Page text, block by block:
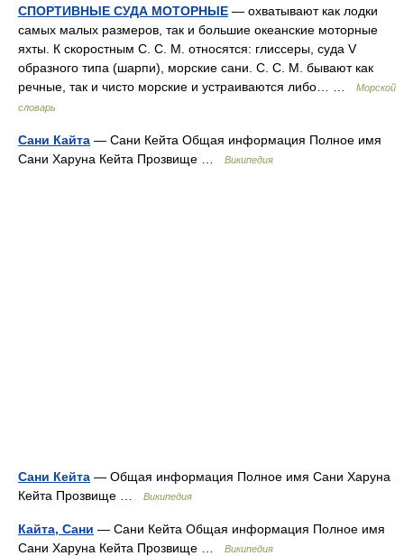
СПОРТИВНЫЕ СУДА МОТОРНЫЕ — охватывают как лодки
самых малых размеров, так и большие океанские моторные
яхты. К скоростным С. С. М. относятся: глиссеры, суда V
образного типа (шарпи), морские сани. С. С. М. бывают как
речные, так и чисто морские и устраиваются либо… …
Морской
словарь
Сани Кайта — Сани Кейта Общая информация Полное имя
Сани Харуна Кейта Прозвище …
Википедия
Сани Кейта — Общая информация Полное имя Сани Харуна
Кейта Прозвище …
Википедия
Кайта, Сани — Сани Кейта Общая информация Полное имя
Сани Харуна Кейта Прозвище …
Википедия